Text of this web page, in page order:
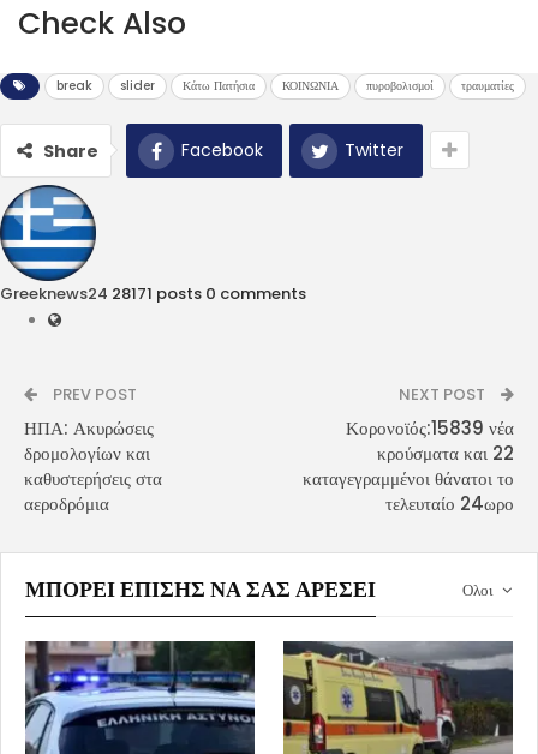
Check Also
break slider Κάτω Πατήσια ΚΟΙΝΩΝΙΑ πυροβολισμοί τραυματίες
Share Facebook Twitter
Greeknews24 28171 posts 0 comments
PREV POST
ΗΠΑ: Ακυρώσεις
δρομολογίων και
καθυστερήσεις στα
αεροδρόμια
NEXT POST
Κορονοϊός:15839 νέα
κρούσματα και 22
καταγεγραμμένοι θάνατοι το
τελευταίο 24ωρο
Ολοι
ΜΠΟΡΕΊ ΕΠΊΣΗΣ ΝΑ ΣΑΣ ΑΡΈΣΕΙ